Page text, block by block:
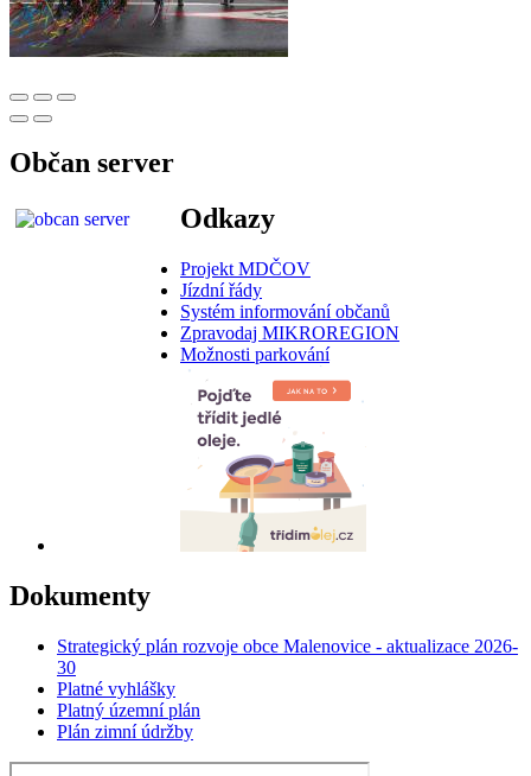
Občan server
Odkazy
Projekt MDČOV
Jízdní řády
Systém informování občanů
Zpravodaj MIKROREGION
Možnosti parkování
Dokumenty
Strategický plán rozvoje obce Malenovice - aktualizace 2026-
30
Platné vyhlášky
Platný územní plán
Plán zimní údržby